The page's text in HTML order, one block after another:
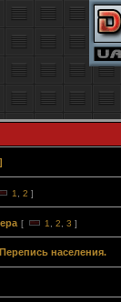
1 2 ]
[ 1 2 3 ]
населения.